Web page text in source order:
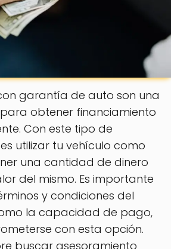
garantía de auto son una
obtener financiamiento
Con este tipo de
utilizar tu vehículo como
una cantidad de dinero
del mismo. Es importante
y condiciones del
la capacidad de pago,
con esta opción.
buscar asesoramiento